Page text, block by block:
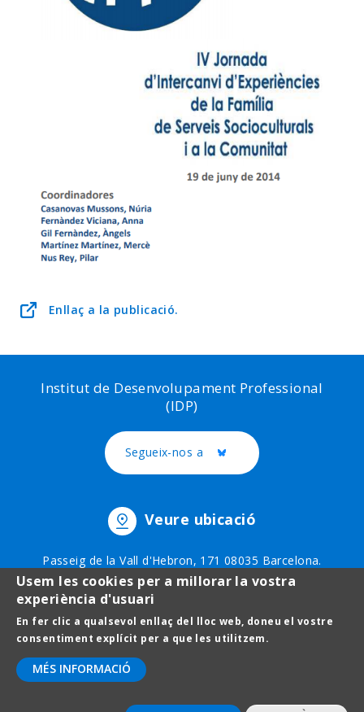
Enllaç a la publicació.
Institut de Desenvolupament Professional
(IDP)
Segueix-nos a Twitter
Veure ubicació
Passeig de la Vall d'Hebron, 171 08035 Barcelona.
Telèfon: 93 403 51 75
Footer
menu
Avís legal
Protecció de dades
Usem les cookies per a millorar la vostra
experiència d'usuari
En fer clic a qualsevol enllaç del lloc web, doneu el vostre
consentiment explícit per a que les utilitzem.
MÉS INFORMACIÓ